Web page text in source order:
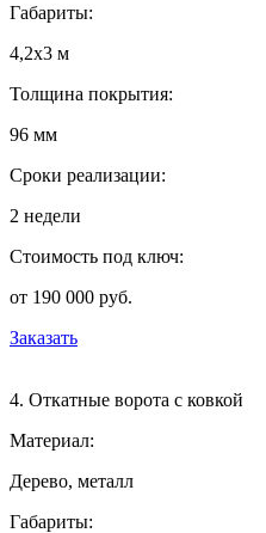
Габариты:
4,2х3 м
Толщина покрытия:
96 мм
Сроки реализации:
2 недели
Стоимость под ключ:
от 190 000 руб.
Заказать
4. Откатные ворота с ковкой
Материал:
Дерево, металл
Габариты: